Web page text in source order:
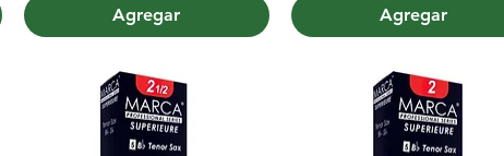
Agregar Agregar